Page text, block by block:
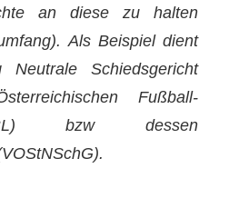
an diese zu halten
Als Beispiel dient
Schiedsgericht
Fußball-
bzw dessen